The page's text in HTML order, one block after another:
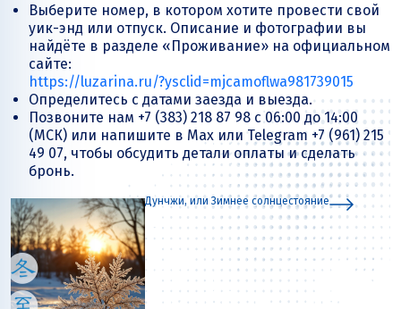
Выберите номер, в котором хотите провести свой
уик-энд или отпуск. Описание и фотографии вы
найдёте в разделе «Проживание» на официальном
сайте:
https://luzarina.ru/?ysclid=mjcamoflwa981739015
Определитесь с датами заезда и выезда.
Позвоните нам +7 (383) 218 87 98 с 06:00 до 14:00
(МСК) или напишите в Max или Telegram +7 (961) 215
49 07, чтобы обсудить детали оплаты и сделать
бронь.
Дунчжи, или Зимнее солнцестояние